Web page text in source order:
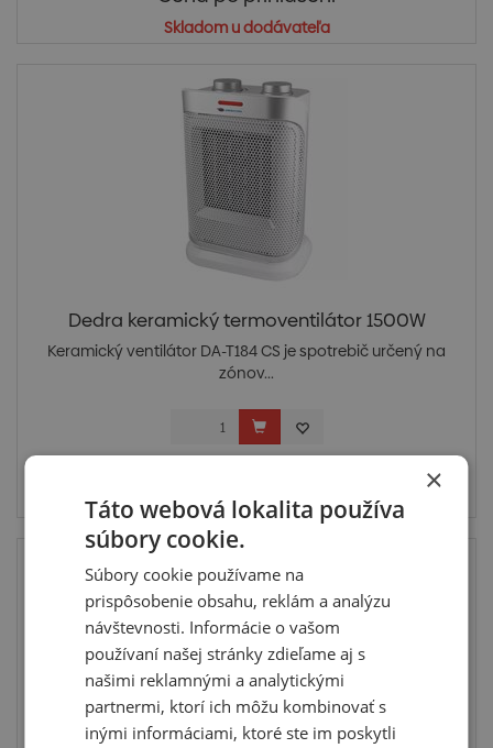
Skladom u dodávateľa
Dedra keramický termoventilátor 1500W
Keramický ventilátor DA-T184 CS je spotrebič určený na
zónov...
Skladom u dodávateľa
×
Táto webová lokalita používa
súbory cookie.
Súbory cookie používame na
prispôsobenie obsahu, reklám a analýzu
návštevnosti. Informácie o vašom
používaní našej stránky zdieľame aj s
našimi reklamnými a analytickými
partnermi, ktorí ich môžu kombinovať s
inými informáciami, ktoré ste im poskytli